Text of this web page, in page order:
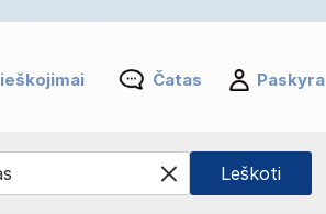
Čatas Paskyra